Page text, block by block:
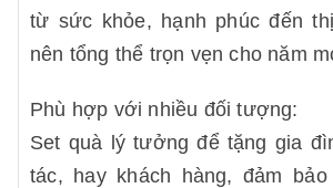
từ sức khỏe, hạnh phúc đến
nên tổng thể trọn vẹn cho năm
Phù hợp với nhiều đối tượng:
Set quà lý tưởng để tặng gia
tác, hay khách hàng, đảm